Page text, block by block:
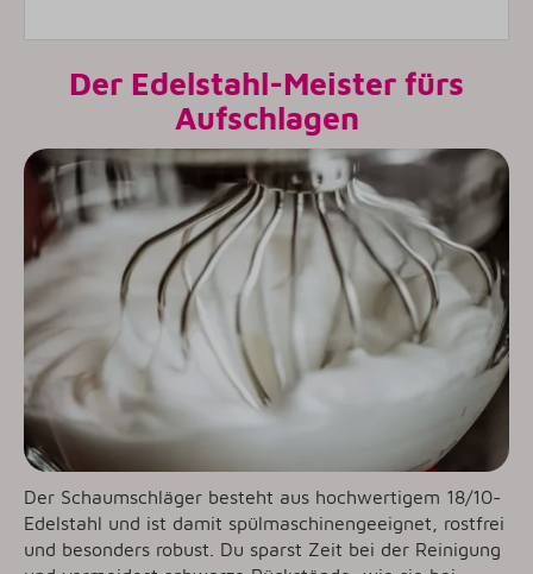
Der Edelstahl-Meister fürs
Aufschlagen
Der Schaumschläger besteht aus hochwertigem 18/10-
Edelstahl und ist damit spülmaschinengeeignet, rostfrei
und besonders robust. Du sparst Zeit bei der Reinigung